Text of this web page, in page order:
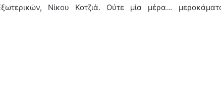
Νίκου Κοτζιά. Ούτε μία μέρα…